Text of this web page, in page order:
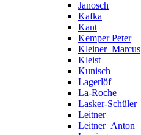
Janosch
Kafka
Kant
Kemper Peter
Kleiner_Marcus
Kleist
Kunisch
Lagerlöf
La-Roche
Lasker-Schüler
Leitner
Leitner_Anton